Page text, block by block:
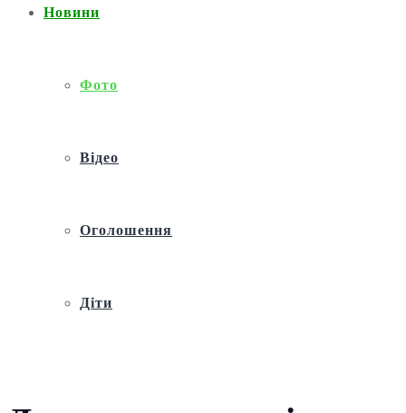
Новини
Фото
Відео
Оголошення
Діти